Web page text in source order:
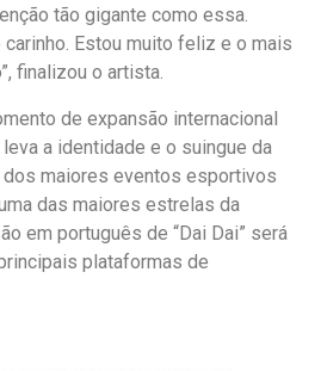
tão gigante como essa.
carinho. Estou muito feliz e o mais
finalizou o artista.
de expansão internacional
a identidade e o suingue da
dos maiores eventos esportivos
das maiores estrelas da
em português de “Dai Dai” será
plataformas de